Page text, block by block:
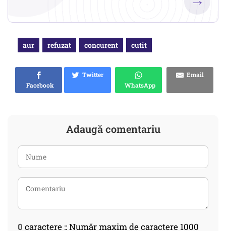
aur refuzat concurent cutit
Facebook
Twitter
WhatsApp
Email
Adaugă comentariu
0 caractere :: Număr maxim de caractere 1000